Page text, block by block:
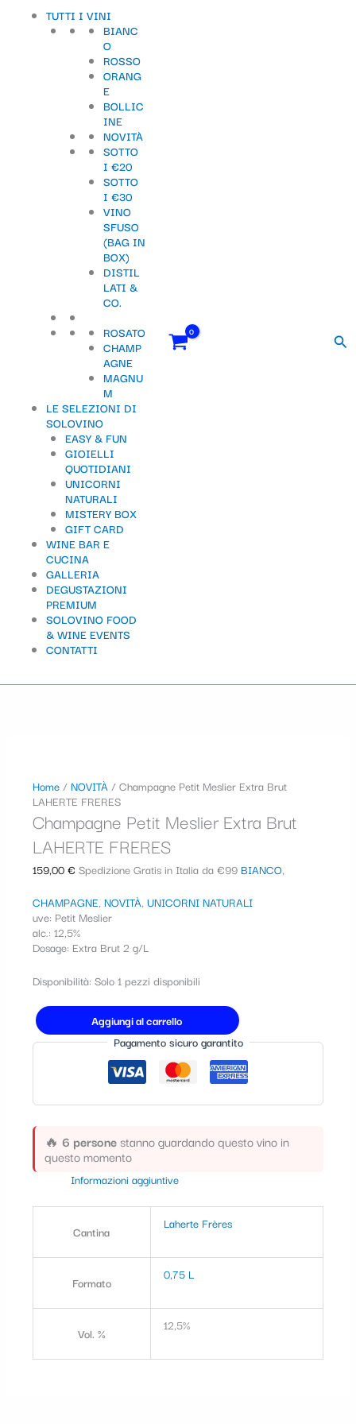
TUTTI I VINI
BIANC
O
ROSSO
ORANG
E
BOLLIC
INE
NOVITÀ
SOTTO
I €20
SOTTO
I €30
VINO
SFUSO
(BAG IN
BOX)
DISTIL
LATI &
CO.
ROSATO
CHAMP
AGNE
MAGNU
M
LE SELEZIONI DI
SOLOVINO
EASY & FUN
GIOIELLI
QUOTIDIANI
UNICORNI
NATURALI
MISTERY BOX
GIFT CARD
WINE BAR E
CUCINA
GALLERIA
DEGUSTAZIONI
PREMIUM
SOLOVINO FOOD
& WINE EVENTS
CONTATTI
Home/NOVITÀ/ Champagne Petit Meslier Extra Brut
LAHERTE FRERES
Champagne Petit Meslier Extra Brut
LAHERTE FRERES
159,00€ Spedizione Gratis in Italia da €99 BIANCO,
CHAMPAGNE, NOVITÀ, UNICORNI NATURALI
uve: Petit Meslier
alc.: 12,5%
Dosage: Extra Brut 2 g/L
Disponibilità: Solo 1 pezzi disponibili
Petit
Meslier
Aggiungi al carrello
Pagamento sicuro garantito
🔥 6 personestanno guardando questo vino in
questo momento
Informazioni aggiuntive
Cantina Laherte Frères
Formato 0,75 L
Vol. % 12,5%
Carrello: